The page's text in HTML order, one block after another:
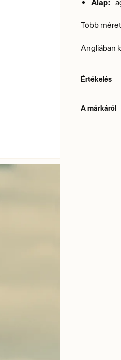
Több
Angliában
Értékelés
A márkáról